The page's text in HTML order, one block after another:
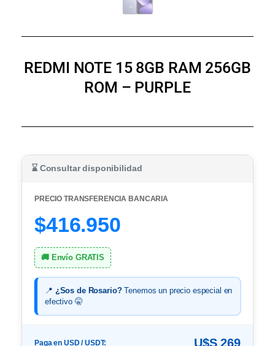
REDMI NOTE 15 8GB RAM 256GB
ROM – PURPLE
⌛ Consultar disponibilidad
PRECIO TRANSFERENCIA BANCARIA
$416.950
🚚 Envío GRATIS
📍 ¿Sos de Rosario?Tenemos un precio especial en
efectivo 🤫
Paga en USD / USDT: U$S 269